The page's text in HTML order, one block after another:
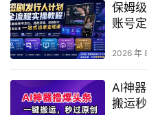
保姆
账号
2026 年
AI神
搬运